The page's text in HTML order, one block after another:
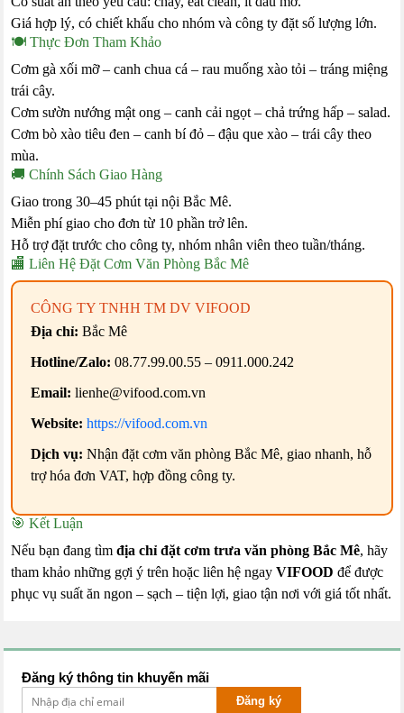
Giá hợp lý, có chiết khấu cho nhóm và công ty đặt số lượng lớn.
🍽️ Thực Đơn Tham Khảo
Cơm gà xối mỡ – canh chua cá – rau muống xào tỏi – tráng miệng
trái cây.
Cơm sườn nướng mật ong – canh cải ngọt – chả trứng hấp – salad.
Cơm bò xào tiêu đen – canh bí đỏ – đậu que xào – trái cây theo
mùa.
🚚 Chính Sách Giao Hàng
Giao trong 30–45 phút tại nội Bắc Mê.
Miễn phí giao cho đơn từ 10 phần trở lên.
Hỗ trợ đặt trước cho công ty, nhóm nhân viên theo tuần/tháng.
🏬 Liên Hệ Đặt Cơm Văn Phòng Bắc Mê
CÔNG TY TNHH TM DV VIFOOD
Địa chỉ: Bắc Mê
Hotline/Zalo: 08.77.99.00.55 – 0911.000.242
Email: lienhe@vifood.com.vn
Website: https://vifood.com.vn
Dịch vụ: Nhận đặt cơm văn phòng Bắc Mê, giao nhanh, hỗ
trợ hóa đơn VAT, hợp đồng công ty.
🎯 Kết Luận
Nếu bạn đang tìmđịa chỉ đặt cơm trưa văn phòng Bắc Mê, hãy
tham khảo những gợi ý trên hoặc liên hệ ngayVIFOOD để được
phục vụ suất ăn ngon – sạch – tiện lợi, giao tận nơi với giá tốt nhất.
Đăng ký thông tin khuyến mãi
Đăng ký